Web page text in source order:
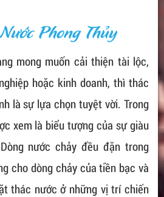
Phong Thủy
mong muốn cải thiện tài lộc,
hoặc kinh doanh, thì thác
là sự lựa chọn tuyệt vời. Trong
xem là biểu tượng của sự giàu
nước chảy đều đặn trong
cho dòng chảy của tiền bạc và
thác nước ở những vị trí chiến